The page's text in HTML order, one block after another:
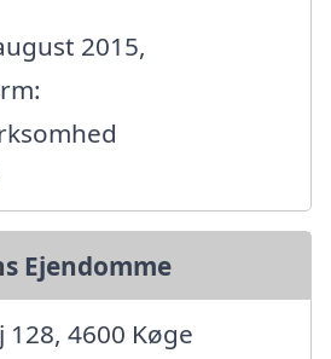
2015,
Ejendomme
4600 Køge